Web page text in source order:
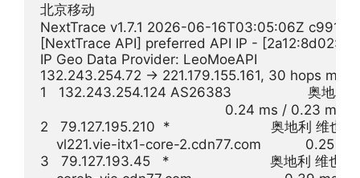
北京移动
NextTrace v1.7.1 2026-06-16T03:05:06Z
[NextTrace API] preferred API IP -
IP Geo Data Provider: LeoMoeAPI
132.243.254.72 -> 221.179.155.161, 30 hops
1   132.243.254.124 AS26383                   奥地利
0.24 ms / 0.23
2   79.127.195.210  *                         奥地利 维
vl221.vie-itx1-core-2.cdn77.com           0.25
3   79.127.193.45   *                         奥地利 维